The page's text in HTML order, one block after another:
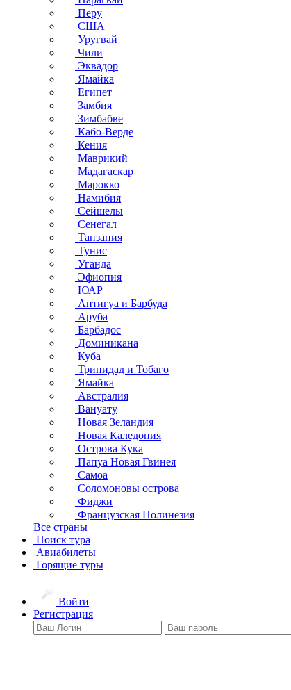
Перу
США
Уругвай
Чили
Эквадор
Ямайка
Египет
Замбия
Зимбабве
Кабо-Верде
Кения
Маврикий
Мадагаскар
Марокко
Намибия
Сейшелы
Сенегал
Танзания
Тунис
Уганда
Эфиопия
ЮАР
Антигуа и Барбуда
Аруба
Барбадос
Доминикана
Куба
Тринидад и Тобаго
Ямайка
Австралия
Вануату
Новая Зеландия
Новая Каледония
Острова Кука
Папуа Новая Гвинея
Самоа
Соломоновы острова
Фиджи
Французская Полинезия
Все страны
Поиск тура
Авиабилеты
Горящие туры
Войти
Регистрация